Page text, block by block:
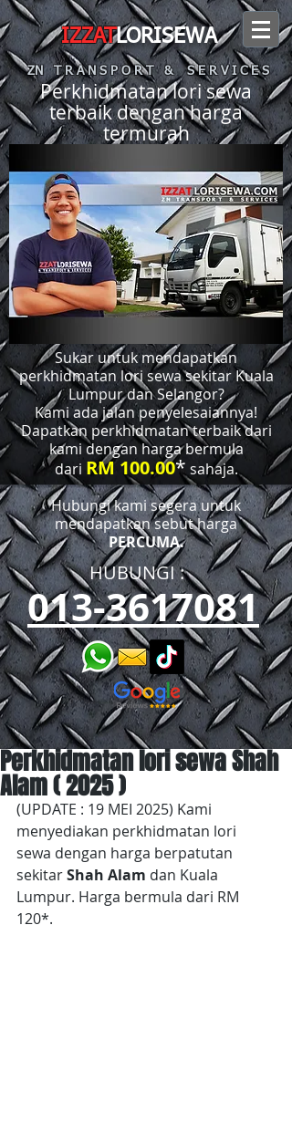
IZZATLORISEWA
ZN T R A N S P O R T & S E R V I C E S
Perkhidmatan lori sewa
terbaik dengan harga
termurah
Sukar untuk mendapatkan
perkhidmatan lori sewa sekitar Kuala
Lumpur dan Selangor?
Kami ada jalan penyelesaiannya!
Dapatkan perkhidmatan terbaik dari
kami dengan harga bermula
dari RM 100.00* sahaja.
Hubungi kami segera untuk
mendapatkan sebut harga
PERCUMA.
HUBUNGI :​​
013-3617081
Perkhidmatan lori sewa Shah
Alam ( 2025 )
(UPDATE : 19 MEI 2025) Kami
menyediakan perkhidmatan lori
sewa dengan harga berpatutan
sekitar Shah Alam dan Kuala
Lumpur. Harga bermula dari RM
120*.